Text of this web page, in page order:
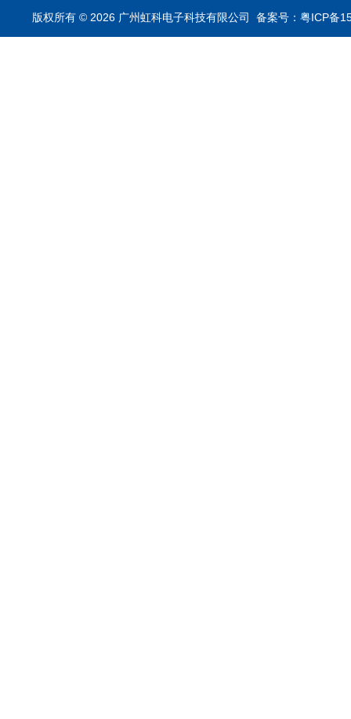
析仪
版权所有 © 2026 广州虹科电子科技有限公司 备案号：粤ICP备